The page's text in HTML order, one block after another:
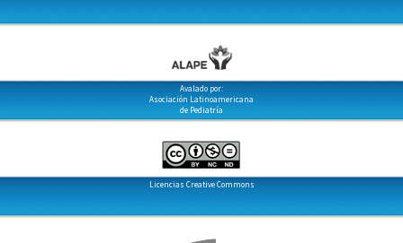
Avalado por:
Asociación Latinoamericana
de Pediatría
Licencias Creative Commons